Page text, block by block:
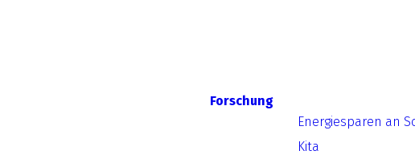
Forschung
Energiesparen an
Kita